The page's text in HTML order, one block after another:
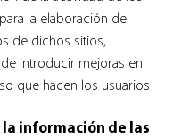
la elaboración de
de dichos sitios,
introducir mejoras en
que hacen los usuarios
información de las